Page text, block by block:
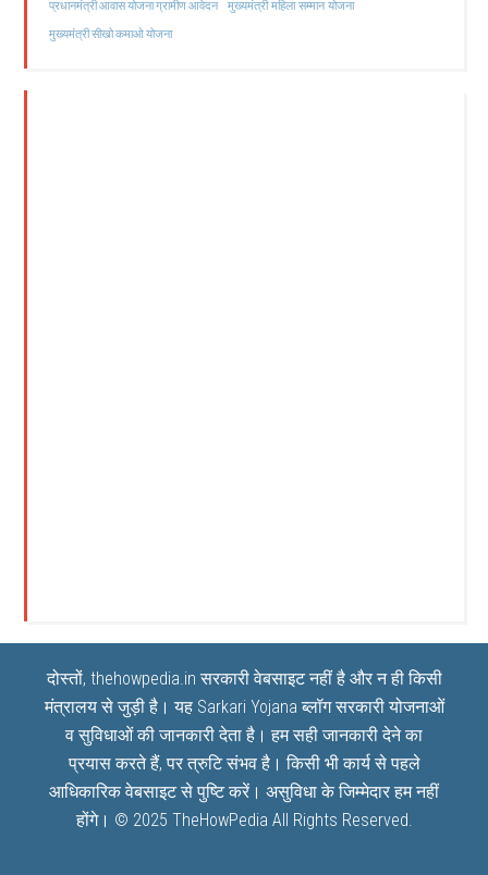
प्रधानमंत्री आवास योजना ग्रामीण आवेदन मुख्यमंत्री महिला सम्मान योजना
मुख्यमंत्री सीखो कमाओ योजना
दोस्तों, thehowpedia.in सरकारी वेबसाइट नहीं है और न ही किसी
मंत्रालय से जुड़ी है। यह Sarkari Yojana ब्लॉग सरकारी योजनाओं
व सुविधाओं की जानकारी देता है। हम सही जानकारी देने का
प्रयास करते हैं, पर त्रुटि संभव है। किसी भी कार्य से पहले
आधिकारिक वेबसाइट से पुष्टि करें। असुविधा के जिम्मेदार हम नहीं
होंगे। © 2025 TheHowPedia All Rights Reserved.